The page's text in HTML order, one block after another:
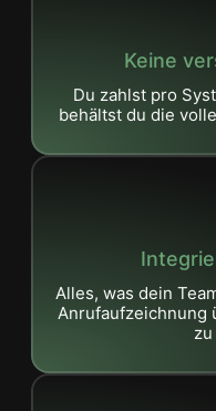
Keine
Du zahlst pro
behältst du die
Alles, was dein
Anrufaufzeichnung